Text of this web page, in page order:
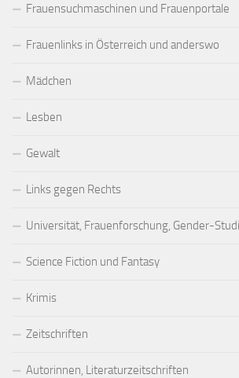
Frauensuchmaschinen und Frauenportale
Frauenlinks in Österreich und anderswo
Mädchen
Lesben
Gewalt
Links gegen Rechts
Universität, Frauenforschung, Gender-
Science Fiction und Fantasy
Krimis
Zeitschriften
Autorinnen, Literaturzeitschriften